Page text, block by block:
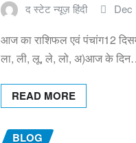
द स्टेट न्यूज़ हिंदी Dec
आज का राशिफल एवं पंचांग12
ला, ली, लू, ले, लो, अ)आज के
READ MORE
BLOG